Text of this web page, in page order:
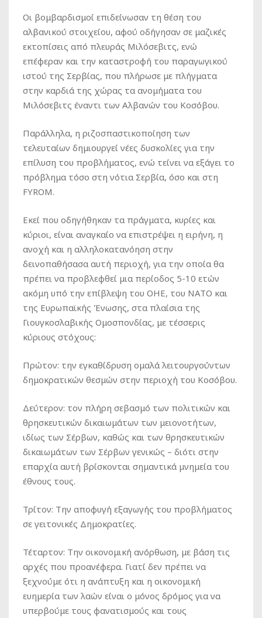
Οι βομβαρδισμοί επιδείνωσαν τη θέση του
αλβανικού στοιχείου, αφού οδήγησαν σε μαζικές
εκτοπίσεις από πλευράς Μιλόσεβιτς, ενώ
επέφεραν και την καταστροφή του παραγωγικού
ιστού της Σερβίας, που πλήρωσε με πλήγματα
στην καρδιά της χώρας τα ανομήματα του
Μιλόσεβιτς έναντι των Αλβανών του Κοσόβου.
Παράλληλα, η ριζοσπαστικοποίηση των
τελευταίων δημιουργεί νέες δυσκολίες για την
επίλυση του προβλήματος, ενώ τείνει να εξάγει το
πρόβλημα τόσο στη νότια Σερβία, όσο και στη
FYROM.
Εκεί που οδηγήθηκαν τα πράγματα, κυρίες και
κύριοι, είναι αναγκαίο να επιστρέψει η ειρήνη, η
ανοχή και η αλληλοκατανόηση στην
δεινοπαθήσασα αυτή περιοχή, για την οποία θα
πρέπει να προβλεφθεί μια περίοδος 5-10 ετών
ακόμη υπό την επίβλεψη του ΟΗΕ, του ΝΑΤΟ και
της Ευρωπαϊκής Ένωσης, στα πλαίσια της
Γιουγκοσλαβικής Ομοσπονδίας, με τέσσερις
κύριους στόχους:
Πρώτον: την εγκαθίδρυση ομαλά λειτουργούντων
δημοκρατικών θεσμών στην περιοχή του Κοσόβου.
Δεύτερον: τον πλήρη σεβασμό των πολιτικών και
θρησκευτικών δικαιωμάτων των μειονοτήτων,
ιδίως των Σέρβων, καθώς και των θρησκευτικών
δικαιωμάτων των Σέρβων γενικώς – διότι στην
επαρχία αυτή βρίσκονται σημαντικά μνημεία του
έθνους τους.
Τρίτον: Την αποφυγή εξαγωγής του προβλήματος
σε γειτονικές Δημοκρατίες.
Τέταρτον: Την οικονομική ανόρθωση, με βάση τις
αρχές που προανέφερα. Γιατί δεν πρέπει να
ξεχνούμε ότι η ανάπτυξη και η οικονομική
ευημερία των λαών είναι ο μόνος δρόμος για να
υπερβούμε τους φανατισμούς και τους